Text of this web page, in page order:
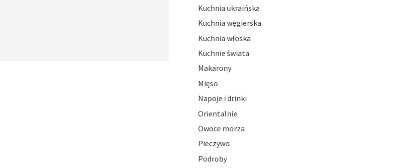
Kuchnia ukraińska
Kuchnia węgierska
Kuchnia włoska
Kuchnie świata
Makarony
Mięso
Napoje i drinki
Orientalnie
Owoce morza
Pieczywo
Podroby